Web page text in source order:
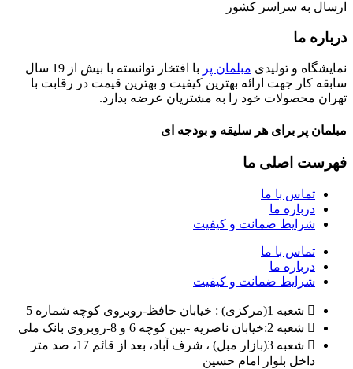
ارسال به سراسر کشور
درباره ما
نمایشگاه و تولیدی مبلمان پر
با افتخار توانسته با بیش از 19 سال
سابقه کار جهت ارائه بهترین کیفیت و بهترین قیمت در رقابت با
تهران محصولات خود را به مشتریان عرضه بدارد.
مبلمان پر برای هر سلیقه و بودجه ای
فهرست اصلی ما
تماس با ما
درباره ما
شرایط ضمانت و کیفیت
تماس با ما
درباره ما
شرایط ضمانت و کیفیت
شعبه 1(مرکزی) : خیابان حافظ-روبروی کوچه شماره 5
شعبه 2:خیابان ناصریه -بین کوچه 6 و 8-روبروی بانک ملی
شعبه 3(بازار مبل) ، شرف آباد، بعد از قائم 17، صد متر
داخل بلوار امام حسین